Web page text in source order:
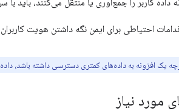
داده کاربر را جمع‌آوری یا منتقل می‌کنند، باید
احتیاطی برای ایمن نگه داشتن هویت کاربران
یک افزونه به داده‌های کمتری دسترسی داشته باشد،
مورد نیاز